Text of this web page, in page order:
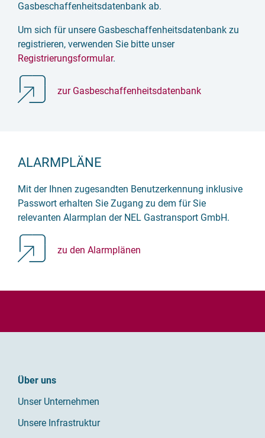
Gasbeschaffenheitsdatenbank ab.
Um sich für unsere Gasbeschaffenheitsdatenbank zu
registrieren, verwenden Sie bitte unser
Registrierungsformular.
zur Gasbeschaffenheitsdatenbank
ALARMPLÄNE
Mit der Ihnen zugesandten Benutzerkennung inklusive
Passwort erhalten Sie Zugang zu dem für Sie
relevanten Alarmplan der NEL Gastransport GmbH.
zu den Alarmplänen
Über uns
Unser Unternehmen
Unsere Infrastruktur